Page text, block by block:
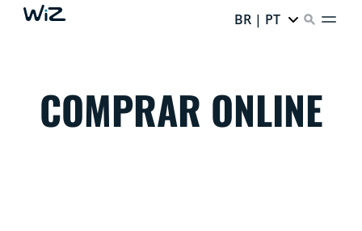
BR | PT
COMPRAR ONLINE